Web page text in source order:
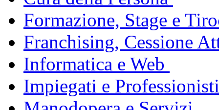
Formazione, Stage e
Franchising, Cessione
Informatica e Web
Impiegati e Professionisti